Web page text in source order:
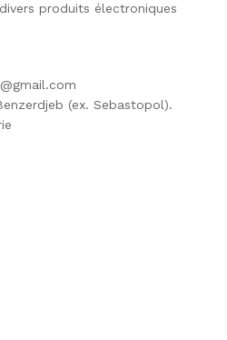
produits électroniques
(ex. Sebastopol).